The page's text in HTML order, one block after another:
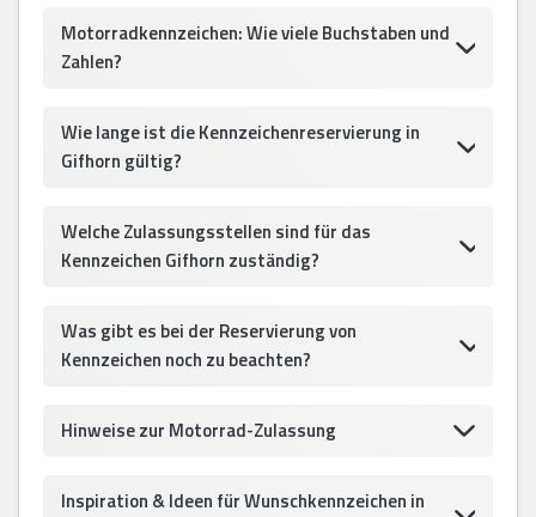
Motorradkennzeichen: Wie viele Buchstaben und
Zahlen?
Wie lange ist die Kennzeichenreservierung in
Gifhorn gültig?
Welche Zulassungsstellen sind für das
Kennzeichen Gifhorn zuständig?
Was gibt es bei der Reservierung von
Kennzeichen noch zu beachten?
Hinweise zur Motorrad-Zulassung
Inspiration & Ideen für Wunschkennzeichen in